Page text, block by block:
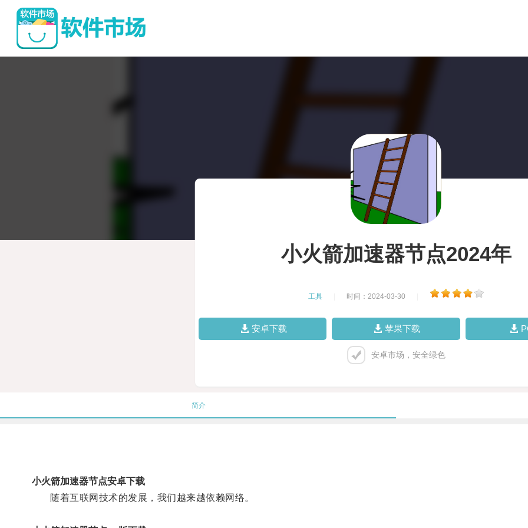
小火箭加速器节点2024年
工具 时间：2024-03-30
安卓下载 苹果下载
安卓市场，安全绿色
简介
小火箭加速器节点安卓下载
随着互联网技术的发展，我们越来越依赖网络。